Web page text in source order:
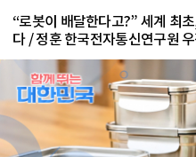
“로봇이 배달한다고?” 세계 최
다 / 정훈 한국전자통신연구원